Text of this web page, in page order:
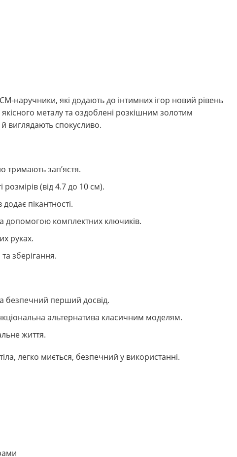
наручники, які додають до інтимних ігор новий рівень
металу та оздоблені розкішним золотим
виглядають спокусливо.
тримають зап’ястя.
(від 4.7 до 10 см).
пікантності.
допомогою комплектних ключиків.
руках.
зберігання.
безпечний перший досвід.
альтернатива класичним моделям.
життя.
легко миється, безпечний у використанні.